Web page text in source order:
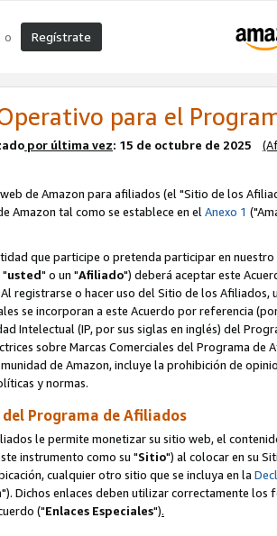
o Regístrate
para el
por última vez: 15 de octubre de 2025
de Amazon para afiliados (el "Sitio de los
Amazon tal como se establece en elAnexo 1
que participe o pretenda participar en
"usted" o un "Afiliado") deberá aceptar este
registrarse o hacer uso del Sitio de los
se incorporan a este Acuerdo por referencia
Intelectual (IP, por sus siglas en inglés) del
sobre Marcas Comerciales del Programa
de Amazon, incluye la prohibición de
y normas.
del Programa de Afiliados
le permite monetizar su sitio web, el
instrumento como su "Sitio") al colocar en su
cualquier otro sitio que se incluya en la
"). Dichos enlaces deben utilizar correctamente los
("Enlaces Especiales").